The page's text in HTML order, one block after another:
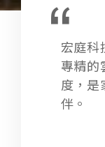
宏庭科
專精的
度，是
伴。